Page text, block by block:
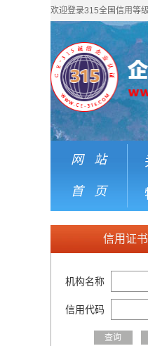
欢迎登录315全国信用等
网 站
首 页
信用证
机构名称
信用代码